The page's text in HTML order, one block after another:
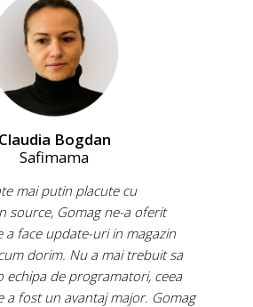
Claudia Bogdan
Safimama
mai putin placute cu
source, Gomag ne-a oferit
a face update-uri in magazin
dorim. Nu a mai trebuit sa
echipa de programatori, ceea
a fost un avantaj major. Gomag